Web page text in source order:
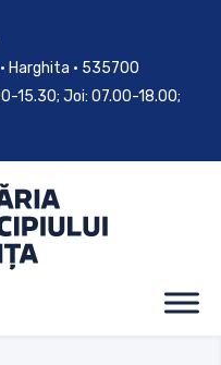
Harghita • 535700
15.30; Joi: 07.00-18.00;